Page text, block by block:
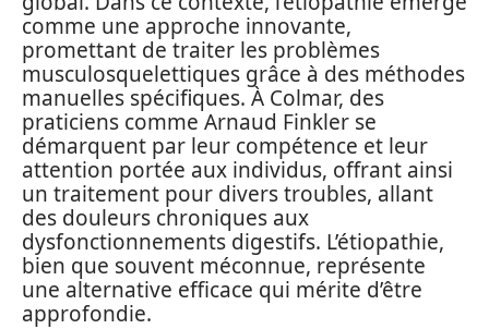
comme une approche innovante,
promettant de traiter les problèmes
musculosquelettiques grâce à des méthodes
manuelles spécifiques. À Colmar, des
praticiens comme Arnaud Finkler se
démarquent par leur compétence et leur
attention portée aux individus, offrant ainsi
un traitement pour divers troubles, allant
des douleurs chroniques aux
dysfonctionnements digestifs. L’étiopathie,
bien que souvent méconnue, représente
une alternative efficace qui mérite d’être
approfondie.